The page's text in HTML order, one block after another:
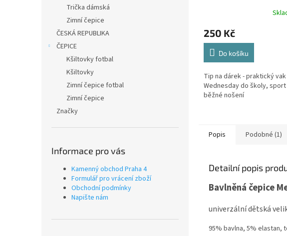
Trička dámská
Zimní čepice
ČESKÁ REPUBLIKA
ČEPICE
Kšiltovky fotbal
Kšiltovky
Zimní čepice fotbal
Zimní čepice
Značky
Informace pro vás
Kamenný obchod Praha 4
Formulář pro vrácení zboží
Obchodní podmínky
Napište nám
250 Kč
Do košíku
Tip na dárek - praktický vak
Wednesday do školy, sport
běžné nošení
Popis Podobné (1)
Detailní popis
Bavlněná čepice
univerzální dětská
95% bavlna, 5% elastan,